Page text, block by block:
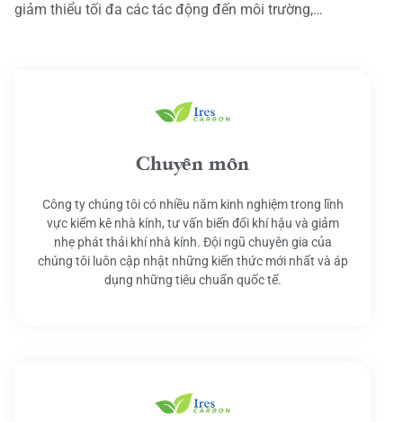
giảm thiểu tối đa các tác động đến môi trường,…
Chuyên môn
Công ty chúng tôi có nhiều năm kinh nghiệm trong lĩnh
vực kiểm kê nhà kính, tư vấn biến đổi khí hậu và giảm
nhẹ phát thải khí nhà kính. Đội ngũ chuyên gia của
chúng tôi luôn cập nhật những kiến thức mới nhất và áp
dụng những tiêu chuẩn quốc tế.